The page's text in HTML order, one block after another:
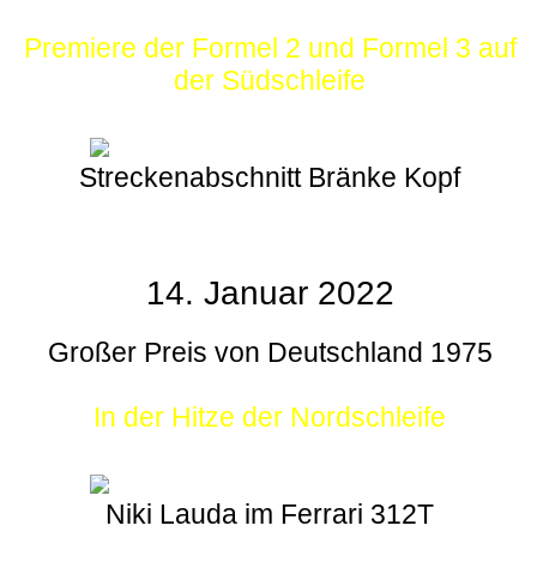
Premiere der Formel 2 und Formel 3 auf
der Südschleife
Streckenabschnitt Bränke Kopf
14. Januar 2022
Großer Preis von Deutschland 1975
In der Hitze der Nordschleife
Niki Lauda im Ferrari 312T